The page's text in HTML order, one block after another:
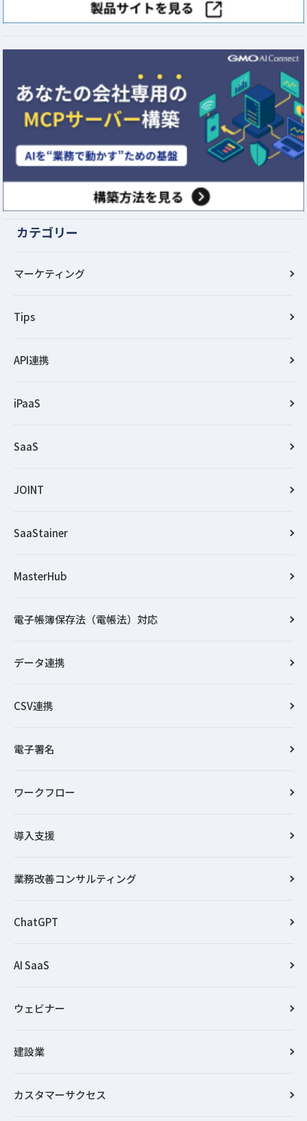
カテゴリー
マーケティング
Tips
API連携
iPaaS
SaaS
JOINT
SaaStainer
MasterHub
電子帳簿保存法（電帳法）対応
データ連携
CSV連携
電子署名
ワークフロー
導入支援
業務改善コンサルティング
ChatGPT
AI SaaS
ウェビナー
建設業
カスタマーサクセス